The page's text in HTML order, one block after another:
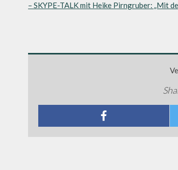
– SKYPE-TALK mit Heike Pirngruber: „Mit